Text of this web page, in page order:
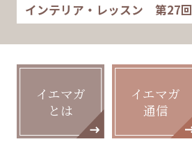
インテリア・レッスン 第27回
イエマガ
とは
イエマガ
通信